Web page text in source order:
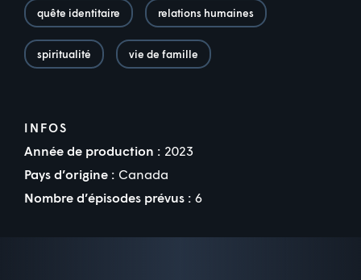
quête identitaire relations humaines
spiritualité vie de famille
INFOS
Année de production : 2023
Pays d’origine : Canada
Nombre d’épisodes prévus : 6